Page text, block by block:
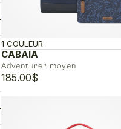
CABAIA
Adventurer moyen
1 COULEUR
185.00$